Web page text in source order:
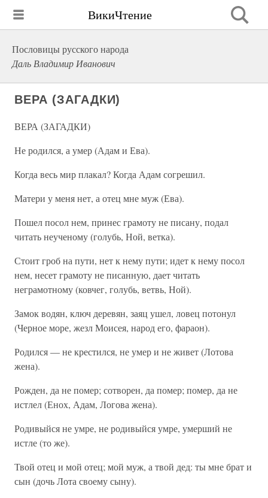
ВикиЧтение
Пословицы русского народа
Даль Владимир Иванович
ВЕРА (ЗАГАДКИ)
ВЕРА (ЗАГАДКИ)
Не родился, а умер (Адам и Ева).
Когда весь мир плакал? Когда Адам согрешил.
Матери у меня нет, а отец мне муж (Ева).
Пошел посол нем, принес грамоту не писану, подал
читать неученому (голубь, Ной, ветка).
Стоит гроб на пути, нет к нему пути; идет к нему посол
нем, несет грамоту не писанную, дает читать
неграмотному (ковчег, голубь, ветвь, Ной).
Замок водян, ключ деревян, заяц ушел, ловец потонул
(Черное море, жезл Моисея, народ его, фараон).
Родился — не крестился, не умер и не живет (Лотова
жена).
Рожден, да не помер; сотворен, да помер; помер, да не
истлел (Енох, Адам, Логова жена).
Родивыйся не умре, не родивыйся умре, умерший не
истле (то же).
Твой отец и мой отец; мой муж, а твой дед: ты мне брат и
сын (дочь Лота своему сыну).